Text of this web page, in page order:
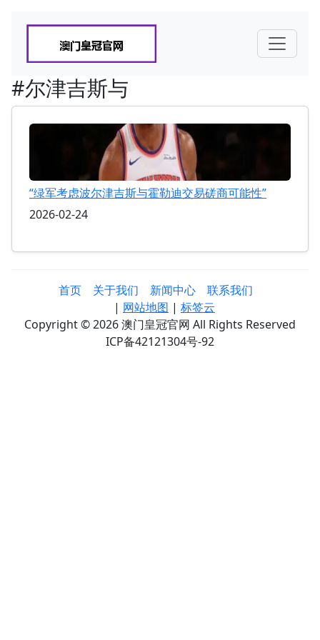
#尔津吉斯与
“绿军考虑波尔津吉斯与霍勒迪交易磋商可能性”
2026-02-24
首页 关于我们 新闻中心
联系我们
| 网站地图 | 标签云
Copyright © 2026 澳门皇冠官网 All Rights Reserved
ICP备42121304号-92